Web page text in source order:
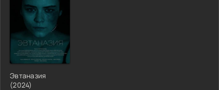
Эвтаназия
(2024)